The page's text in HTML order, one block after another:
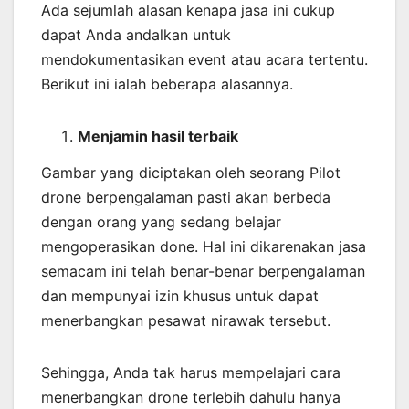
Ada sejumlah alasan kenapa jasa ini cukup
dapat Anda andalkan untuk
mendokumentasikan event atau acara tertentu.
Berikut ini ialah beberapa alasannya.
Menjamin hasil terbaik
Gambar yang diciptakan oleh seorang Pilot
drone berpengalaman pasti akan berbeda
dengan orang yang sedang belajar
mengoperasikan done. Hal ini dikarenakan jasa
semacam ini telah benar-benar berpengalaman
dan mempunyai izin khusus untuk dapat
menerbangkan pesawat nirawak tersebut.
Sehingga, Anda tak harus mempelajari cara
menerbangkan drone terlebih dahulu hanya